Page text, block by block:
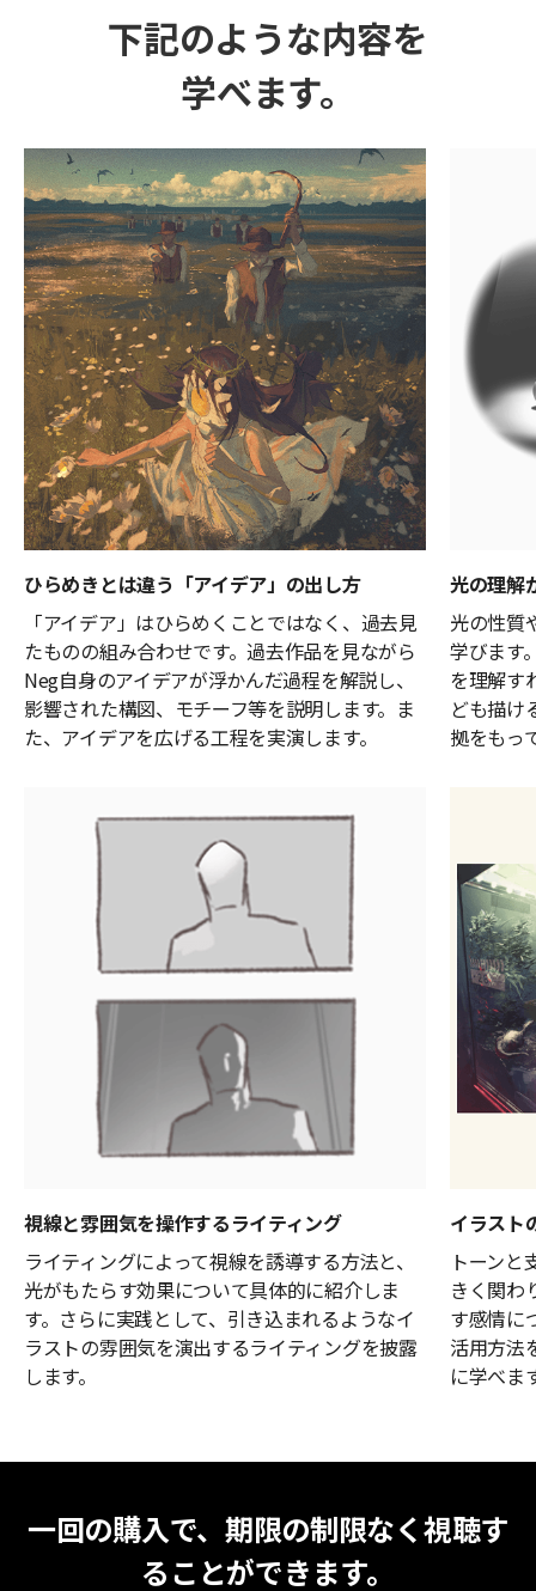
下記のような内容を
学べます。
ひらめきとは違う「アイデア」の出し方
「アイデア」はひらめくことではなく、過去見
たものの組み合わせです。過去作品を見ながら
Neg自身のアイデアが浮かんだ過程を解説し、
影響された構図、モチーフ等を説明します。ま
た、アイデアを広げる工程を実演します。
光の理解
光の性質
学びます
を理解す
ども描け
拠をもっ
視線と雰囲気を操作するライティング
ライティングによって視線を誘導する方法と、
光がもたらす効果について具体的に紹介しま
す。さらに実践として、引き込まれるようなイ
ラストの雰囲気を演出するライティングを披露
します。
イラスト
トーンと
きく関わ
す感情に
活用方法
に学べま
一回の購入で、期限の制限なく視聴す
ることができます。